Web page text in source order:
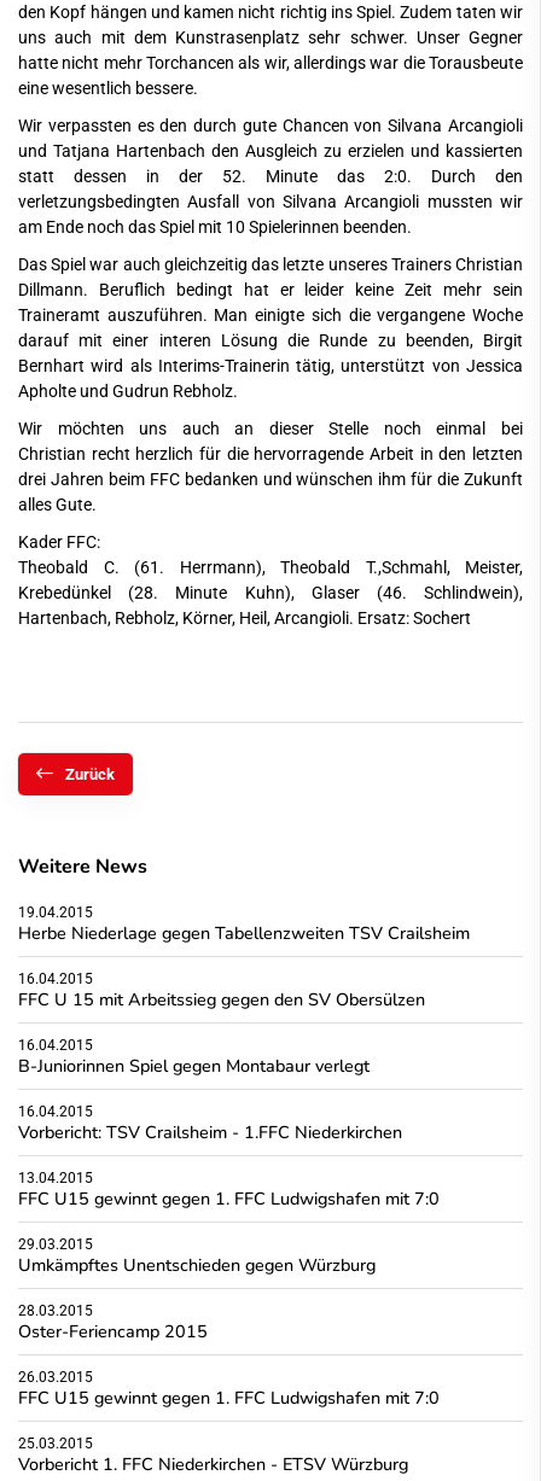
den Kopf hängen und kamen nicht richtig ins Spiel. Zudem taten wir
uns auch mit dem Kunstrasenplatz sehr schwer. Unser Gegner
hatte nicht mehr Torchancen als wir, allerdings war die Torausbeute
eine wesentlich bessere.
Wir verpassten es den durch gute Chancen von Silvana Arcangioli
und Tatjana Hartenbach den Ausgleich zu erzielen und kassierten
statt dessen in der 52. Minute das 2:0. Durch den
verletzungsbedingten Ausfall von Silvana Arcangioli mussten wir
am Ende noch das Spiel mit 10 Spielerinnen beenden.
Das Spiel war auch gleichzeitig das letzte unseres Trainers Christian
Dillmann. Beruflich bedingt hat er leider keine Zeit mehr sein
Traineramt auszuführen. Man einigte sich die vergangene Woche
darauf mit einer interen Lösung die Runde zu beenden, Birgit
Bernhart wird als Interims-Trainerin tätig, unterstützt von Jessica
Apholte und Gudrun Rebholz.
Wir möchten uns auch an dieser Stelle noch einmal bei
Christian recht herzlich für die hervorragende Arbeit in den letzten
drei Jahren beim FFC bedanken und wünschen ihm für die Zukunft
alles Gute.
Kader FFC:
Theobald C. (61. Herrmann), Theobald T.,Schmahl, Meister,
Krebedünkel (28. Minute Kuhn), Glaser (46. Schlindwein),
Hartenbach, Rebholz, Körner, Heil, Arcangioli. Ersatz: Sochert
Zurück
Weitere News
19.04.2015
Herbe Niederlage gegen Tabellenzweiten TSV Crailsheim
16.04.2015
FFC U 15 mit Arbeitssieg gegen den SV Obersülzen
16.04.2015
B-Juniorinnen Spiel gegen Montabaur verlegt
16.04.2015
Vorbericht: TSV Crailsheim - 1.FFC Niederkirchen
13.04.2015
FFC U15 gewinnt gegen 1. FFC Ludwigshafen mit 7:0
29.03.2015
Umkämpftes Unentschieden gegen Würzburg
28.03.2015
Oster-Feriencamp 2015
26.03.2015
FFC U15 gewinnt gegen 1. FFC Ludwigshafen mit 7:0
25.03.2015
Vorbericht 1. FFC Niederkirchen - ETSV Würzburg